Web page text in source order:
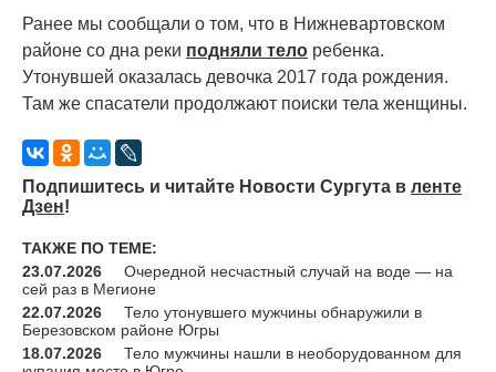
Ранее мы сообщали о том, что в Нижневартовском
районе со дна реки подняли тело ребенка.
Утонувшей оказалась девочка 2017 года рождения.
Там же спасатели продолжают поиски тела женщины.
Подпишитесь и читайте Новости Сургута в ленте
Дзен!
ТАКЖЕ ПО ТЕМЕ:
23.07.2026
Очередной несчастный случай на воде — на
сей раз в Мегионе
22.07.2026
Тело утонувшего мужчины обнаружили в
Березовском районе Югры
18.07.2026
Тело мужчины нашли в необорудованном для